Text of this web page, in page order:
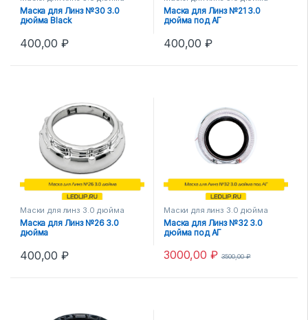
Маска для Линз №30 3.0
дюйма Black
400,00₽
Маска для Линз №21 3.0
дюйма под АГ
400,00₽
Маски для линз 3.0 дюйма
Маска для Линз №26 3.0
дюйма
400,00₽
Маски для линз 3.0 дюйма
Маска для Линз №32 3.0
дюйма под АГ
3000,00 ₽ 3500,00₽